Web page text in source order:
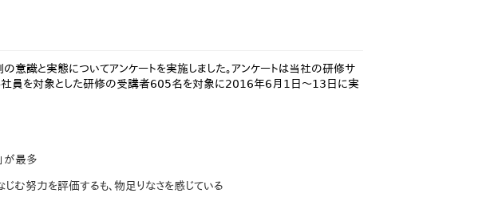
意識と実態についてアンケートを実施しました。アンケートは当社の研修サ
社員を対象とした研修の受講者605名を対象に2016年6月1日～13日に実
が最多
む努力を評価するも、物足りなさを感じている